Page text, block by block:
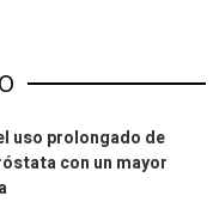
uso prolongado de
con un mayor